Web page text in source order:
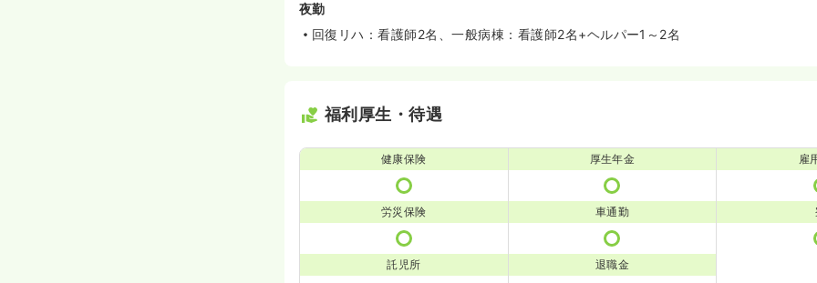
夜勤
回復リハ：看護師2名、一般病棟：看護師2名+ヘルパー1～2名
福利厚生・待遇
健康保険 厚生年金 雇
労災保険 車通勤
託児所 退職金